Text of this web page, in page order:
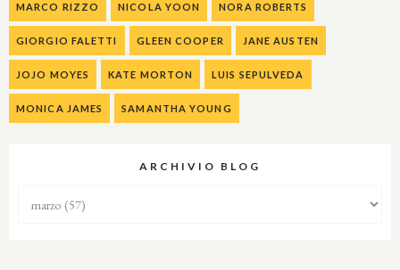
MARCO RIZZO NICOLA YOON NORA ROBERTS
GIORGIO FALETTI GLEEN COOPER JANE AUSTEN
JOJO MOYES KATE MORTON LUIS SEPULVEDA
MONICA JAMES SAMANTHA YOUNG
ARCHIVIO BLOG